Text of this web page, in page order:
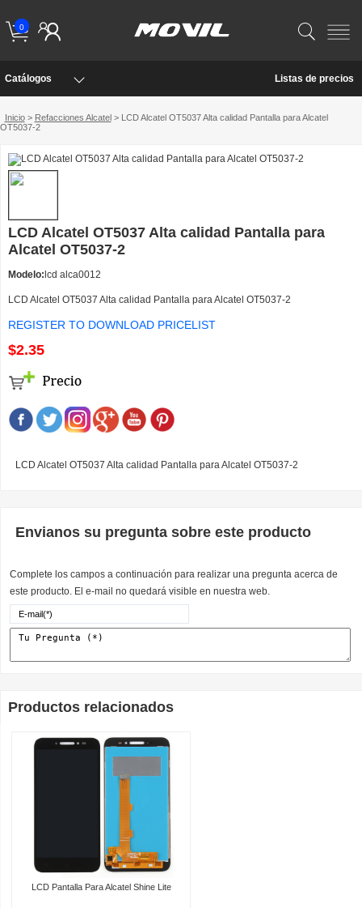
0
Catálogos Listas de precios
Inicio> Refacciones Alcatel> LCD Alcatel OT5037 Alta calidad Pantalla para Alcatel
OT5037-2
LCD Alcatel OT5037 Alta calidad Pantalla para
Alcatel OT5037-2
Modelo: lcd alca0012
LCD Alcatel OT5037 Alta calidad Pantalla para Alcatel OT5037-2
REGISTER TO DOWNLOAD PRICELIST
$2.35
LCD Alcatel OT5037 Alta calidad Pantalla para Alcatel OT5037-2
Envianos su pregunta sobre este producto
Complete los campos a continuación para realizar una pregunta acerca de
este producto. El e-mail no quedará visible en nuestra web.
Productos relacionados
LCD Pantalla Para Alcatel Shine Lite